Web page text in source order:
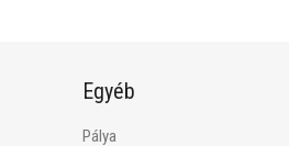
Egyéb
Pálya